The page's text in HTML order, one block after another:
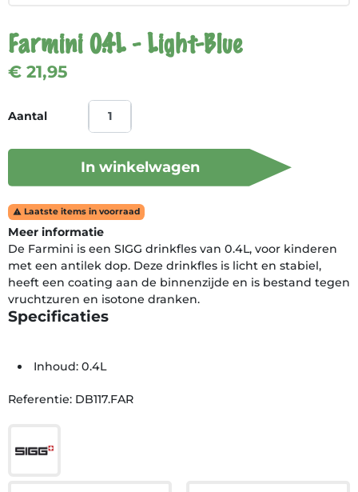
Farmini 0.4L - Light-Blue
€ 21,95
Aantal
In winkelwagen
 Laatste items in voorraad
Meer informatie
De Farmini is een SIGG drinkfles van 0.4L, voor kinderen
met een antilek dop. Deze drinkfles is licht en stabiel,
heeft een coating aan de binnenzijde en is bestand tegen
vruchtzuren en isotone dranken.
Specificaties
Inhoud: 0.4L
Referentie: DB117.FAR